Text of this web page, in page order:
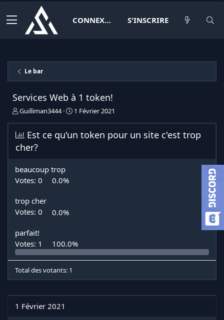
CONNEXION S'INSCRIRE
Le bar
Services Web à 1 token!
I
t
i
e
u
d
e
d
i
s
c
u
s
o
Guilliman3444
D
e
1 Février 2021
Est ce qu'un token pour un site c'est trop
cher?
beaucoup trop
Votes: 0 0.0%
trop cher
Votes: 0 0.0%
parfait!
Votes: 1 100.0%
Total des votants 1
1 Février 2021